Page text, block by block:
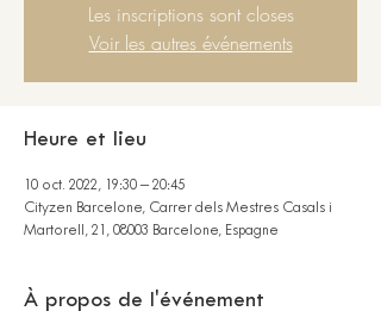
Les inscriptions sont closes
Voir les autres événements
Heure et lieu
10 oct. 2022, 19:30 – 20:45
Cityzen Barcelone, Carrer dels Mestres Casals i
Martorell, 21, 08003 Barcelone, Espagne
À propos de l'événement